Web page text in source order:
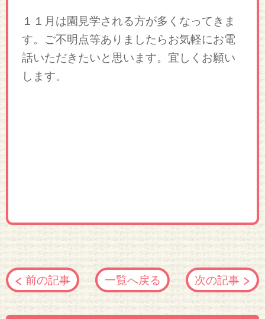
１１月は園見学される方が多くなってきま
す。ご不明点等ありましたらお気軽にお電
話いただきたいと思います。宜しくお願い
します。
前の記事 一覧へ戻る 次の記事